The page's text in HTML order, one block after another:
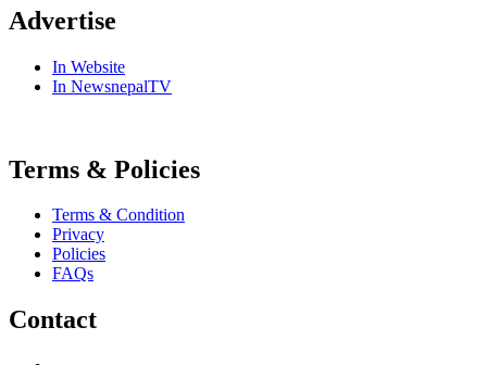
Advertise
In Website
In NewsnepalTV
Terms & Policies
Terms & Condition
Privacy
Policies
FAQs
Contact